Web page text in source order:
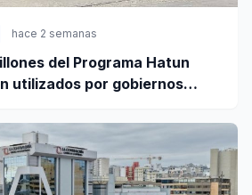
hace 2 semanas
del Programa Hatun
utilizados por gobiernos